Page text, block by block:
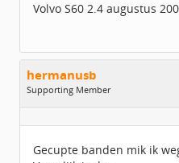
Volvo S60 2.4 augustus
hermanusb
Supporting Member
Geslacht:
Leeftijd:
63
Geregistreerd:02 / 2015
Gecupte banden mik ik